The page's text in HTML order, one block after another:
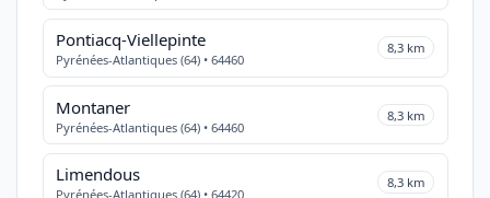
Pontiacq-Viellepinte
Pyrénées-Atlantiques (64) • 64460
8,3 km
Montaner
Pyrénées-Atlantiques (64) • 64460
8,3 km
Limendous
Pyrénées-Atlantiques (64) • 64420
8,3 km